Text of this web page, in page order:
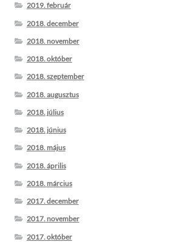
2019. február
2018. december
2018. november
2018. október
2018. szeptember
2018. augusztus
2018. július
2018. június
2018. május
2018. április
2018. március
2017. december
2017. november
2017. október